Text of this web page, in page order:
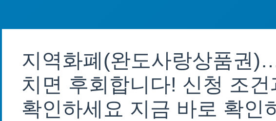
지역화폐(완도사랑상품권
치면 후회합니다! 신청 조건
확인하세요 지금 바로 확인